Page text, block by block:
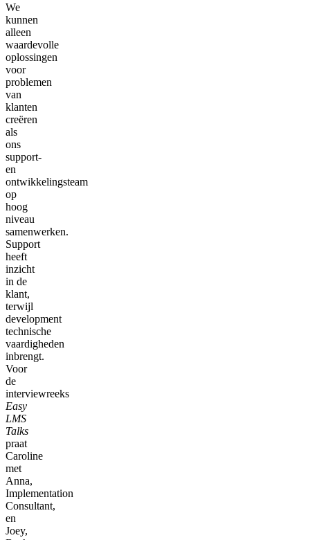
We
kunnen
alleen
waardevolle
oplossingen
voor
problemen
van
klanten
creëren
als
ons
support-
en
ontwikkelingsteam
op
hoog
niveau
samenwerken.
Support
heeft
inzicht
in de
klant,
terwijl
development
technische
vaardigheden
inbrengt.
Voor
de
interviewreeks
Easy
LMS
Talks
praat
Caroline
met
Anna,
Implementation
Consultant,
en
Joey,